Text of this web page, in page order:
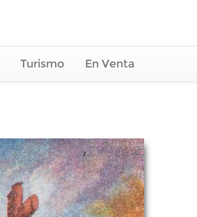
Turismo En Venta